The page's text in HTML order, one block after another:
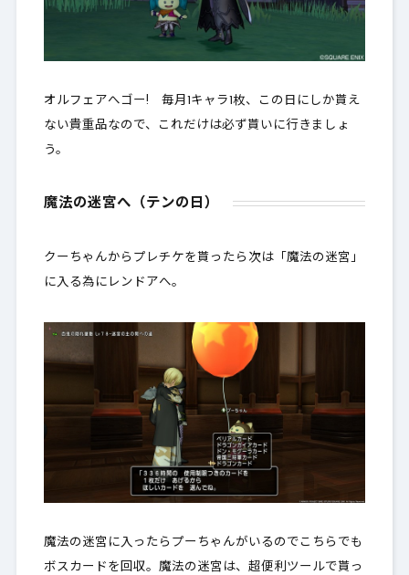
オルフェアへゴー! 毎月1キャラ1枚、この日にしか貰え
ない貴重品なので、これだけは必ず貰いに行きましょ
う。
魔法の迷宮へ（テンの日）
クーちゃんからプレチケを貰ったら次は「魔法の迷宮」
に入る為にレンドアへ。
魔法の迷宮に入ったらプーちゃんがいるのでこちらでも
ボスカードを回収。魔法の迷宮は、超便利ツールで貰っ